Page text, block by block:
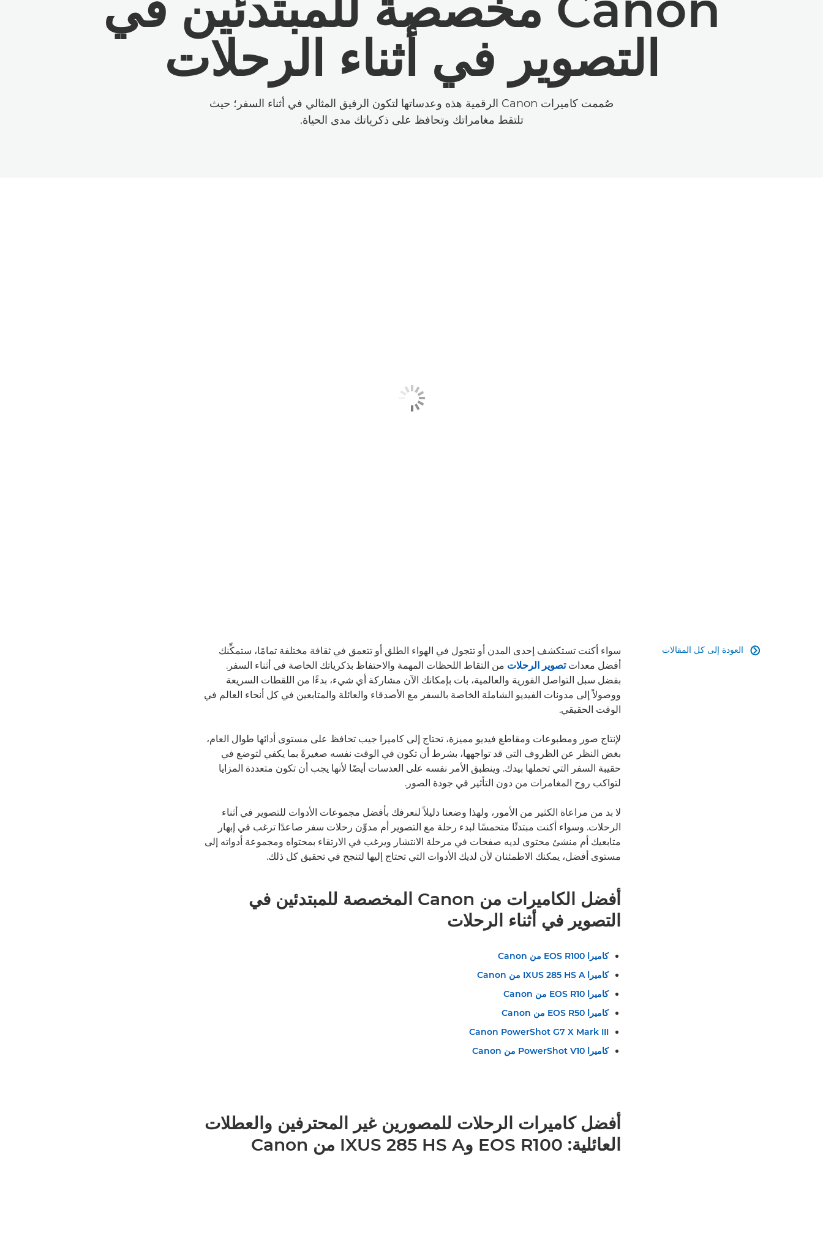
التصوير في أثناء الرحلات
صُممت كاميرات Canon الرقمية هذه وعدساتها لتكون الرفيق المثالي في أثناء السفر؛ حيث
تلتقط مغامراتك وتحافظ على ذكرياتك مدى الحياة.
العودة إلى كل المقالات 
سواء أكنت تستكشف إحدى المدن أو تتجول في الهواء الطلق أو تتعمق في ثقافة مختلفة تمامًا، ستمكِّنك
أفضل معداتتصوير الرحلات من التقاط اللحظات المهمة والاحتفاظ بذكرياتك الخاصة في أثناء السفر.
بفضل سبل التواصل الفورية والعالمية، بات بإمكانك الآن مشاركة أي شيء، بدءًا من اللقطات السريعة
ووصولاً إلى مدونات الفيديو الشاملة الخاصة بالسفر مع الأصدقاء والعائلة والمتابعين في كل أنحاء العالم في
الوقت الحقيقي.
لإنتاج صور ومطبوعات ومقاطع فيديو مميزة، تحتاج إلى كاميرا جيب تحافظ على مستوى أدائها طوال العام،
بغض النظر عن الظروف التي قد تواجهها، بشرط أن تكون في الوقت نفسه صغيرةً بما يكفي لتوضع في
حقيبة السفر التي تحملها بيدك. وينطبق الأمر نفسه على العدسات أيضًا لأنها يجب أن تكون متعددة المزايا
لتواكب روح المغامرات من دون التأثير في جودة الصور.
لا بد من مراعاة الكثير من الأمور، ولهذا وضعنا دليلاً لنعرفك بأفضل مجموعات الأدوات للتصوير في أثناء
الرحلات. وسواء أكنت مبتدئًا متحمسًا لبدء رحلة مع التصوير أم مدوِّن رحلات سفر صاعدًا ترغب في إبهار
متابعيك أم منشئ محتوى لديه صفحات في مرحلة الانتشار ويرغب في الارتقاء بمحتواه ومجموعة أدواته إلى
مستوى أفضل، يمكنك الاطمئنان لأن لديك الأدوات التي تحتاج إليها لتنجح في تحقيق كل ذلك.
أفضل الكاميرات من Canon المخصصة للمبتدئين في
التصوير في أثناء الرحلات
كاميرا EOS R100 من Canon
كاميرا IXUS 285 HS A من Canon
كاميرا EOS R10 من Canon
كاميرا EOS R50 من Canon
Canon PowerShot G7 X Mark III
كاميرا PowerShot V10 من Canon
أفضل كاميرات الرحلات للمصورين غير المحترفين والعطلات
العائلية: EOS R100 وIXUS 285 HS A من Canon